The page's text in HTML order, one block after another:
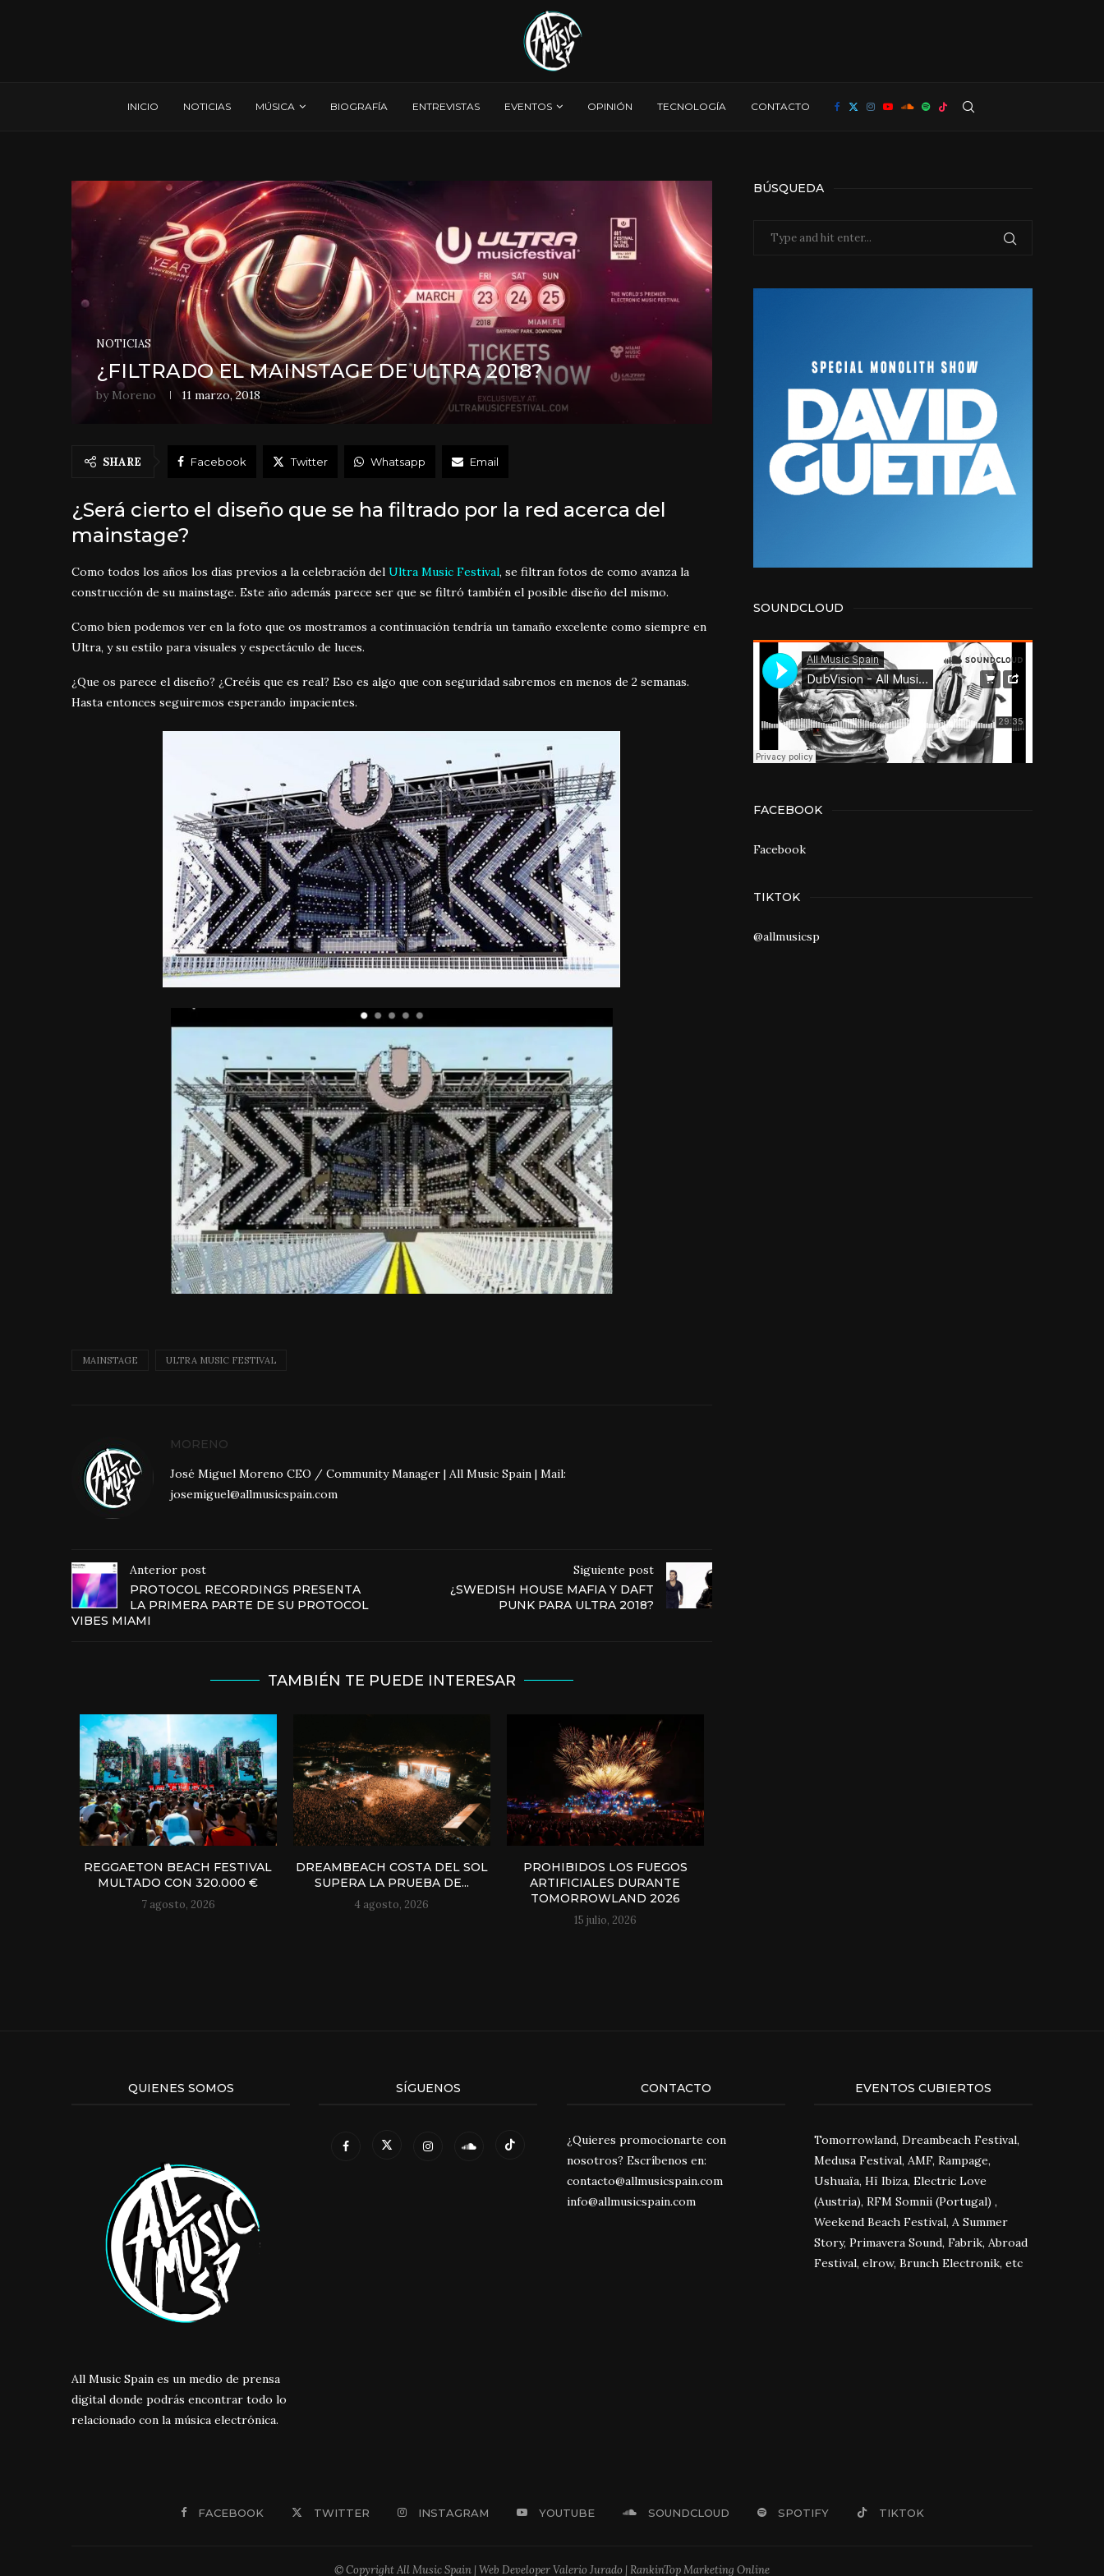
INICIO NOTICIAS MÚSICA BIOGRAFÍA ENTREVISTAS EVENTOS OPINIÓN TECNOLOGÍA CONTACTO
NOTICIAS
¿FILTRADO EL MAINSTAGE DE ULTRA 2018?
by Moreno 11 marzo, 2018
SHARE Facebook Twitter Whatsapp Email
¿Será cierto el diseño que se ha filtrado por la red acerca del
mainstage?
Como todos los años los días previos a la celebración del Ultra Music Festival, se filtran fotos de como avanza la
construcción de su mainstage. Este año además parece ser que se filtró también el posible diseño del mismo.
Como bien podemos ver en la foto que os mostramos a continuación tendría un tamaño excelente como siempre en
Ultra, y su estilo para visuales y espectáculo de luces.
¿Que os parece el diseño? ¿Creéis que es real? Eso es algo que con seguridad sabremos en menos de 2 semanas.
Hasta entonces seguiremos esperando impacientes.
MAINSTAGE ULTRA MUSIC FESTIVAL
MORENO
José Miguel Moreno CEO / Community Manager | All Music Spain | Mail:
josemiguel@allmusicspain.com
Anterior post
PROTOCOL RECORDINGS PRESENTA
LA PRIMERA PARTE DE SU PROTOCOL
VIBES MIAMI
Siguiente post
¿SWEDISH HOUSE MAFIA Y DAFT
PUNK PARA ULTRA 2018?
TAMBIÉN TE PUEDE INTERESAR
REGGAETON BEACH FESTIVAL
MULTADO CON 320.000 €
7 agosto, 2026
DREAMBEACH COSTA DEL SOL
SUPERA LA PRUEBA DE...
4 agosto, 2026
PROHIBIDOS LOS FUEGOS
ARTIFICIALES DURANTE
TOMORROWLAND 2026
15 julio, 2026
BÚSQUEDA
SOUNDCLOUD
FACEBOOK
Facebook
TIKTOK
@allmusicsp
QUIENES SOMOS
All Music Spain es un medio de prensa
digital donde podrás encontrar todo lo
relacionado con la música electrónica.
SÍGUENOS CONTACTO
¿Quieres promocionarte con
nosotros? Escríbenos en:
contacto@allmusicspain.com
info@allmusicspain.com
EVENTOS CUBIERTOS
Tomorrowland, Dreambeach Festival,
Medusa Festival, AMF, Rampage,
Ushuaïa, Hï Ibiza, Electric Love
(Austria), RFM Somnii (Portugal) ,
Weekend Beach Festival, A Summer
Story, Primavera Sound, Fabrik, Abroad
Festival, elrow, Brunch Electronik, etc
FACEBOOK TWITTER INSTAGRAM YOUTUBE SOUNDCLOUD SPOTIFY TIKTOK
© Copyright All Music Spain | Web Developer Valerio Jurado | RankinTop Marketing Online